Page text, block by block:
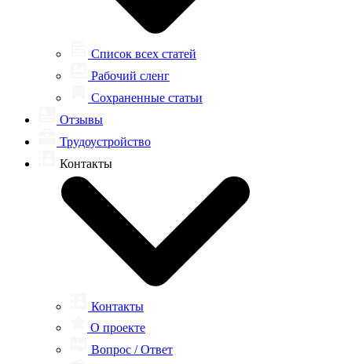
Список всех статей
Рабочий сленг
Сохраненные статьи
Отзывы
Трудоустройство
Контакты
Контакты
О проекте
Вопрос / Ответ